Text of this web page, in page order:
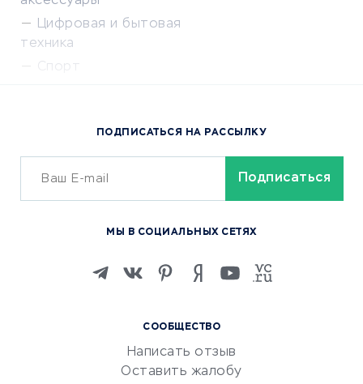
Цифровая и бытовая
техника
Спорт
Сервисы доставки
ОБУЧЕНИЕ И РАБОТА
Изучение иностранных
Маркетинг и продажи
Репетиторство
Красота и здоровье
СООБЩЕСТВО
Написать отзыв
Оставить жалобу
ПОДПИСАТЬСЯ НА РАССЫЛКУ
МЫ В СОЦИАЛЬНЫХ СЕТЯХ